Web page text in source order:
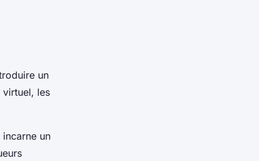
un
virtuel, les
un